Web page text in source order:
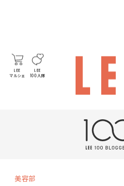
LEE
マルシェ
LEE
100人隊
美容部